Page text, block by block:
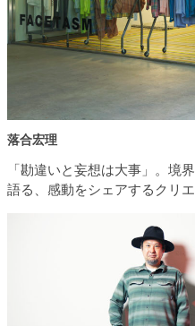
落合宏理
「勘違いと妄想は大事」。境
語る、感動をシェアするクリ